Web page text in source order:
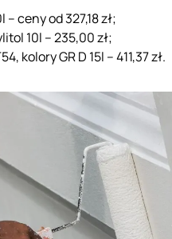
– ceny od 327,18 zł;
10l – 235,00 zł;
kolory GR D 15l – 411,37 zł.